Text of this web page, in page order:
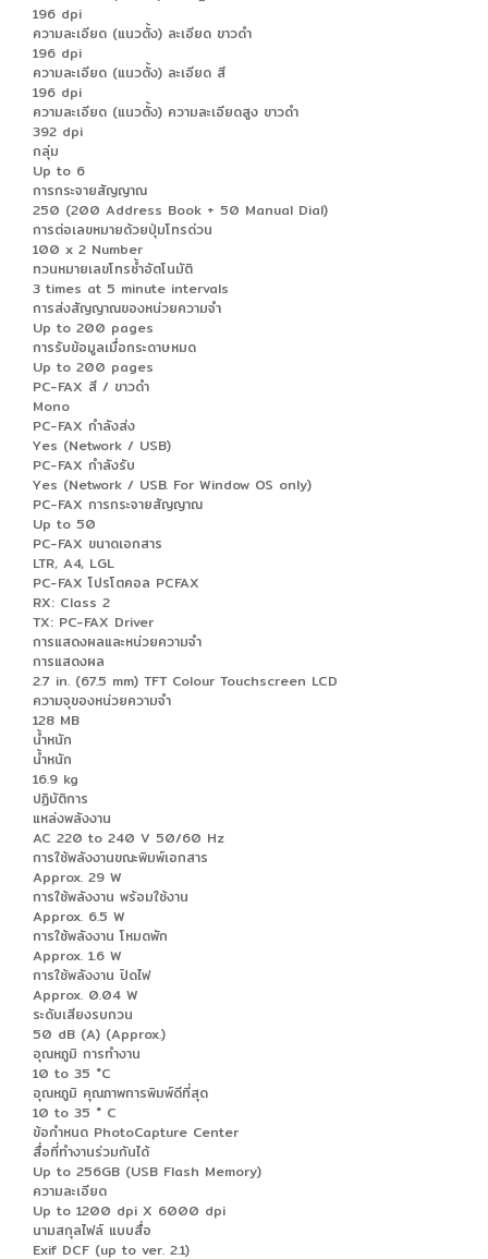
196 dpi
ความละเอียด (แนวตั้ง) ละเอียด ขาวดำ
196 dpi
ความละเอียด (แนวตั้ง) ละเอียด สี
196 dpi
ความละเอียด (แนวตั้ง) ความละเอียดสูง ขาวดำ
392 dpi
กลุ่ม
Up to 6
การกระจายสัญญาณ
250 (200 Address Book + 50 Manual Dial)
การต่อเลขหมายด้วยปุ่มโทรด่วน
100 x 2 Number
ทวนหมายเลขโทรซ้ำอัตโนมัติ
3 times at 5 minute intervals
การส่งสัญญาณของหน่วยความจำ
Up to 200 pages
การรับข้อมูลเมื่อกระดาษหมด
Up to 200 pages
PC-FAX สี / ขาวดำ
Mono
PC-FAX กำลังส่ง
Yes (Network / USB)
PC-FAX กำลังรับ
Yes (Network / USB. For Window OS only)
PC-FAX การกระจายสัญญาณ
Up to 50
PC-FAX ขนาดเอกสาร
LTR, A4, LGL
PC-FAX โปรโตคอล PCFAX
RX: Class 2
TX: PC-FAX Driver
การแสดงผลและหน่วยความจำ
การแสดงผล
2.7 in. (67.5 mm) TFT Colour Touchscreen LCD
ความจุของหน่วยความจำ
128 MB
น้ำหนัก
น้ำหนัก
16.9 kg
ปฏิบัติการ
แหล่งพลังงาน
AC 220 to 240 V 50/60 Hz
การใช้พลังงานขณะพิมพ์เอกสาร
Approx. 29 W
การใช้พลังงาน พร้อมใช้งาน
Approx. 6.5 W
การใช้พลังงาน โหมดพัก
Approx. 1.6 W
การใช้พลังงาน ปิดไฟ
Approx. 0.04 W
ระดับเสียงรบกวน
50 dB (A) (Approx.)
อุณหภูมิ การทำงาน
10 to 35 °C
อุณหภูมิ คุณภาพการพิมพ์ดีที่สุด
10 to 35 ° C
ข้อกำหนด PhotoCapture Center
สื่อที่ทำงานร่วมกันได้
Up to 256GB (USB Flash Memory)
ความละเอียด
Up to 1200 dpi X 6000 dpi
นามสกุลไฟล์ แบบสื่อ
Exif DCF (up to ver. 2.1)